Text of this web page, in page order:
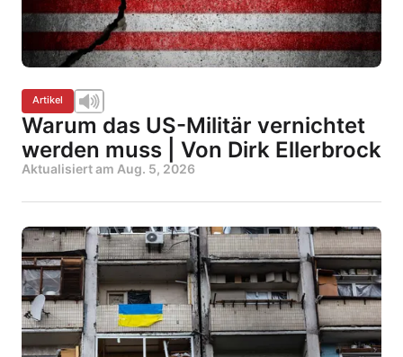
Artikel
Warum das US-Militär vernichtet
werden muss | Von Dirk Ellerbrock
Aktualisiert am Aug. 5, 2026